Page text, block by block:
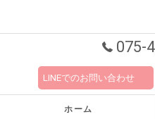
075-
LINEでのお問い合わせ
ホーム